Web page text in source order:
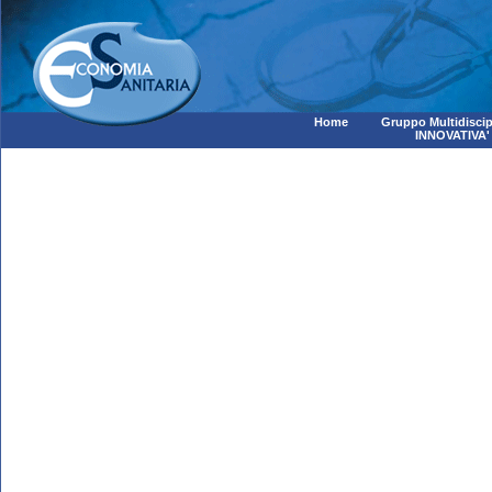
Home
Gruppo
INNOVATIVA'